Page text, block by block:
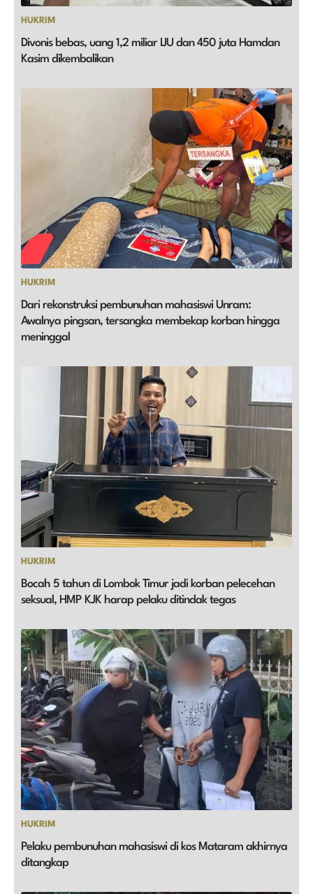
HUKRIM
Divonis bebas, uang 1,2 miliar IJU dan 450 juta Hamdan
Kasim dikembalikan
HUKRIM
Dari rekonstruksi pembunuhan mahasiswi Unram:
Awalnya pingsan, tersangka membekap korban hingga
meninggal
HUKRIM
Bocah 5 tahun di Lombok Timur jadi korban pelecehan
seksual, HMP KJK harap pelaku ditindak tegas
HUKRIM
Pelaku pembunuhan mahasiswi di kos Mataram akhirnya
ditangkap